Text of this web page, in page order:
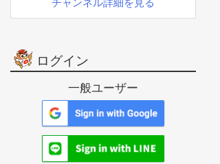
チャンネル詳細を見る
ログイン
一般ユーザー